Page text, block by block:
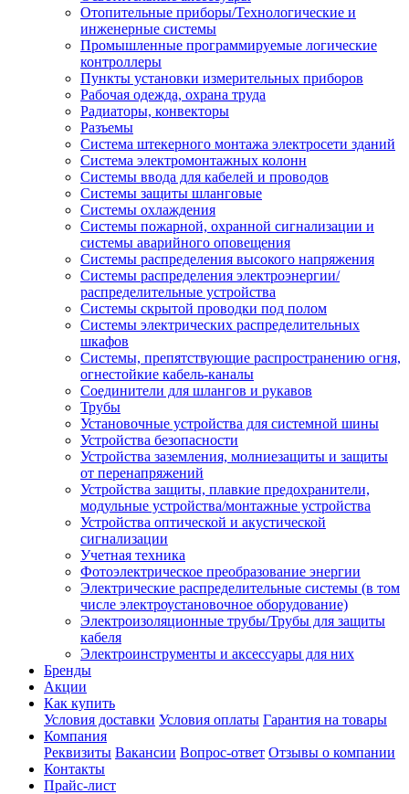
Отопительные приборы/Технологические и
инженерные системы
Промышленные программируемые логические
контроллеры
Пункты установки измерительных приборов
Рабочая одежда, охрана труда
Радиаторы, конвекторы
Разъемы
Система штекерного монтажа электросети зданий
Система электромонтажных колонн
Системы ввода для кабелей и проводов
Системы защиты шланговые
Системы охлаждения
Системы пожарной, охранной сигнализации и
системы аварийного оповещения
Системы распределения высокого напряжения
Системы распределения электроэнергии/
распределительные устройства
Системы скрытой проводки под полом
Системы электрических распределительных
шкафов
Системы, препятствующие распространению огня,
огнестойкие кабель-каналы
Соединители для шлангов и рукавов
Трубы
Установочные устройства для системной шины
Устройства безопасности
Устройства заземления, молниезащиты и защиты
от перенапряжений
Устройства защиты, плавкие предохранители,
модульные устройства/монтажные устройства
Устройства оптической и акустической
сигнализации
Учетная техника
Фотоэлектрическое преобразование энергии
Электрические распределительные системы (в том
числе электроустановочное оборудование)
Электроизоляционные трубы/Трубы для защиты
кабеля
Электроинструменты и аксессуары для них
Бренды
Акции
Как купить
Условия доставки Условия оплаты Гарантия на товары
Компания
Реквизиты Вакансии Вопрос-ответ Отзывы о компании
Контакты
Прайс-лист